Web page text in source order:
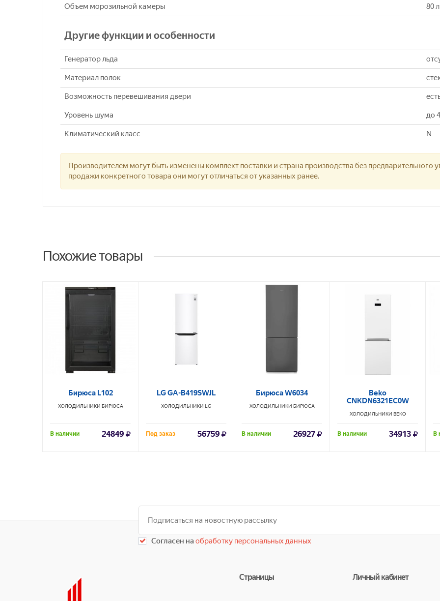
Объем морозильной камеры 80 л
Другие функции и особенности
Генератор льда
Материал полок
Возможность перевешивания двери
Уровень шума до
Климатический класс N
Производителем могут быть изменены комплект поставки и страна производства без предварительного
продажи конкретного товара они могут отличаться от указанных ранее.
Похожие товары
Бирюса L102
ХОЛОДИЛЬНИКИ БИРЮСА
В наличии 24849
LG GA-B419SWJL
ХОЛОДИЛЬНИКИ LG
Под заказ 56759
Бирюса W6034
ХОЛОДИЛЬНИКИ БИРЮСА
В наличии 26927
Beko
CNKDN6321EC0W
ХОЛОДИЛЬНИКИ BEKO
В наличии 34913 В
Согласен наобработку персональных данных
Страницы Личный кабинет